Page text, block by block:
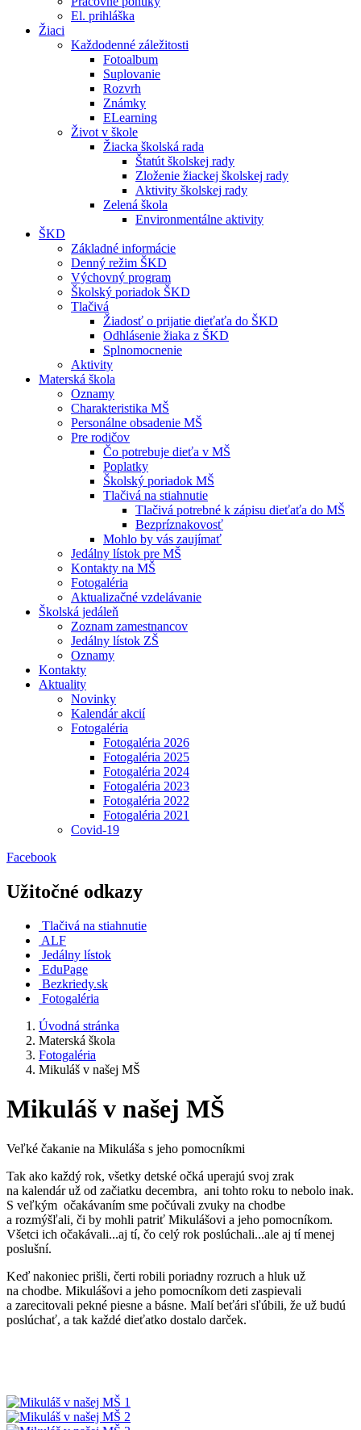
El. prihláška
Žiaci
Každodenné záležitosti
Fotoalbum
Suplovanie
Rozvrh
Známky
ELearning
Život v škole
Žiacka školská rada
Štatút školskej rady
Zloženie žiackej školskej rady
Aktivity školskej rady
Zelená škola
Environmentálne aktivity
ŠKD
Základné informácie
Denný režim ŠKD
Výchovný program
Školský poriadok ŠKD
Tlačivá
Žiadosť o prijatie dieťaťa do ŠKD
Odhlásenie žiaka z ŠKD
Splnomocnenie
Aktivity
Materská škola
Oznamy
Charakteristika MŠ
Personálne obsadenie MŠ
Pre rodičov
Čo potrebuje dieťa v MŠ
Poplatky
Školský poriadok MŠ
Tlačivá na stiahnutie
Tlačivá potrebné k zápisu dieťaťa do MŠ
Bezpríznakovosť
Mohlo by vás zaujímať
Jedálny lístok pre MŠ
Kontakty na MŠ
Fotogaléria
Aktualizačné vzdelávanie
Školská jedáleň
Zoznam zamestnancov
Jedálny lístok ZŠ
Oznamy
Kontakty
Aktuality
Novinky
Kalendár akcií
Fotogaléria
Fotogaléria 2026
Fotogaléria 2025
Fotogaléria 2024
Fotogaléria 2023
Fotogaléria 2022
Fotogaléria 2021
Covid-19
Facebook
Užitočné odkazy
Tlačivá na stiahnutie
ALF
Jedálny lístok
EduPage
Bezkriedy.sk
Fotogaléria
Úvodná stránka
Materská škola
Fotogaléria
Mikuláš v našej MŠ
Mikuláš v našej MŠ
Veľké čakanie na Mikuláša s jeho pomocníkmi
Tak ako každý rok, všetky detské očká uperajú svoj zrak
na kalendár už od začiatku decembra, ani tohto roku to nebolo inak.
S veľkým očakávaním sme počúvali zvuky na chodbe
a rozmýšľali, či by mohli patriť Mikulášovi a jeho pomocníkom.
Všetci ich očakávali...aj tí, čo celý rok poslúchali...ale aj tí menej
poslušní.
Keď nakoniec prišli, čerti robili poriadny rozruch a hluk už
na chodbe. Mikulášovi a jeho pomocníkom deti zaspievali
a zarecitovali pekné piesne a básne. Malí beťári sľúbili, že už budú
poslúchať, a tak každé dieťatko dostalo darček.